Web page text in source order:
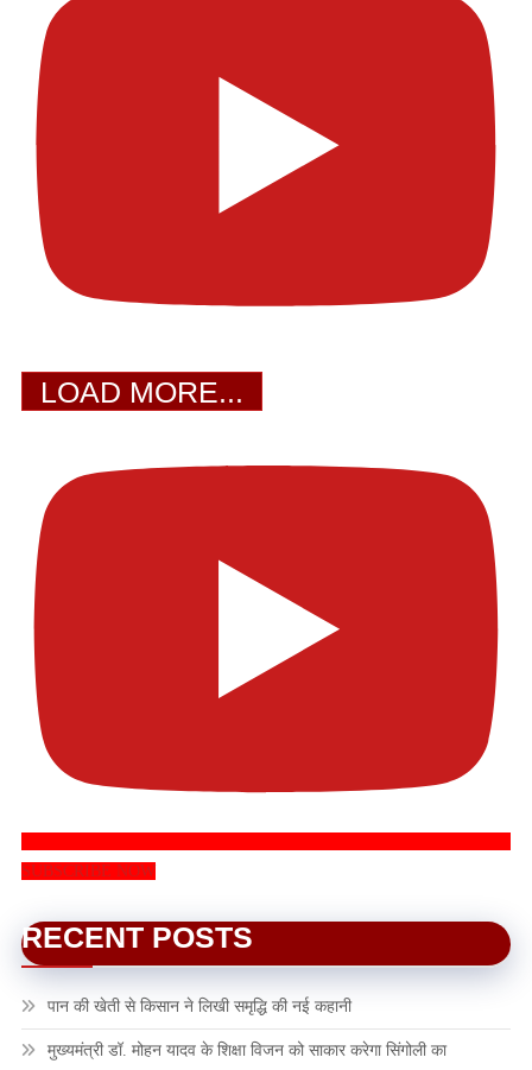
LOAD MORE...
SUBSCRIBE NOW
RECENT POSTS
पान की खेती से किसान ने लिखी समृद्धि की नई कहानी
मुख्यमंत्री डॉ. मोहन यादव के शिक्षा विजन को साकार करेगा सिंगोली का